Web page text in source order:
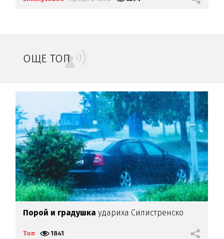
ОЩЕ ТОП
Порой и градушка удариха Силистренско
Топ 1841